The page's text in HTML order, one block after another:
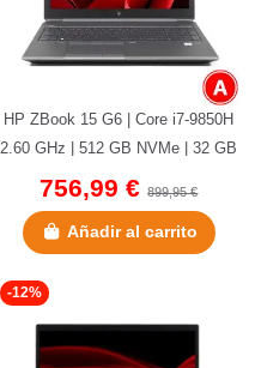
HP ZBook 15 G6 | Core i7-9850H
2.60 GHz | 512 GB NVMe | 32 GB
DDR4 | 15,5" | Quadro...
756,99 €899,95 €
Añadir al carrito
-12%